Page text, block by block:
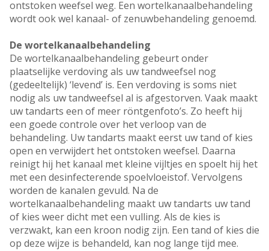
ontstoken weefsel weg. Een wortelkanaalbehandeling
wordt ook wel kanaal- of zenuwbehandeling genoemd.
De wortelkanaalbehandeling
De wortelkanaalbehandeling gebeurt onder
plaatselijke verdoving als uw tandweefsel nog
(gedeeltelijk) ‘levend’ is. Een verdoving is soms niet
nodig als uw tandweefsel al is afgestorven. Vaak maakt
uw tandarts een of meer röntgenfoto’s. Zo heeft hij
een goede controle over het verloop van de
behandeling. Uw tandarts maakt eerst uw tand of kies
open en verwijdert het ontstoken weefsel. Daarna
reinigt hij het kanaal met kleine vijltjes en spoelt hij het
met een desinfecterende spoelvloeistof. Vervolgens
worden de kanalen gevuld. Na de
wortelkanaalbehandeling maakt uw tandarts uw tand
of kies weer dicht met een vulling. Als de kies is
verzwakt, kan een kroon nodig zijn. Een tand of kies die
op deze wijze is behandeld, kan nog lange tijd mee.